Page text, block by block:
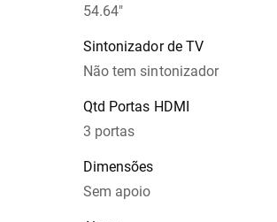
54.64"
Sintonizador de TV
Não tem sintonizador
Qtd Portas HDMI
3 portas
Dimensões
Sem apoio